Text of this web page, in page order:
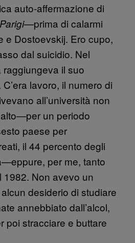
auto-affermazione di
—prima di calarmi
e Dostoevskij. Ero cupo,
dal suicidio. Nel
raggiungeva il suo
lavoro, il numero di
all’università non
un periodo
paese per
il 44 percento degli
per me, tanto
Non avevo un
desiderio di studiare
annebbiato dall’alcol,
poi stracciare e buttare